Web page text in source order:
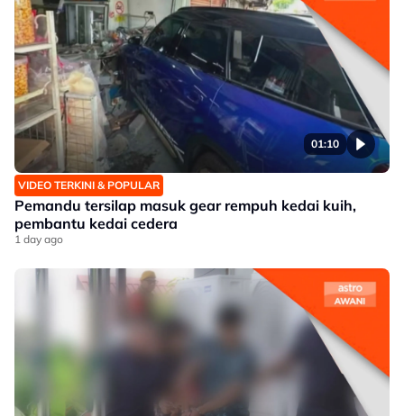
01:10
VIDEO TERKINI & POPULAR
Pemandu tersilap masuk gear rempuh kedai kuih,
pembantu kedai cedera
1 day ago